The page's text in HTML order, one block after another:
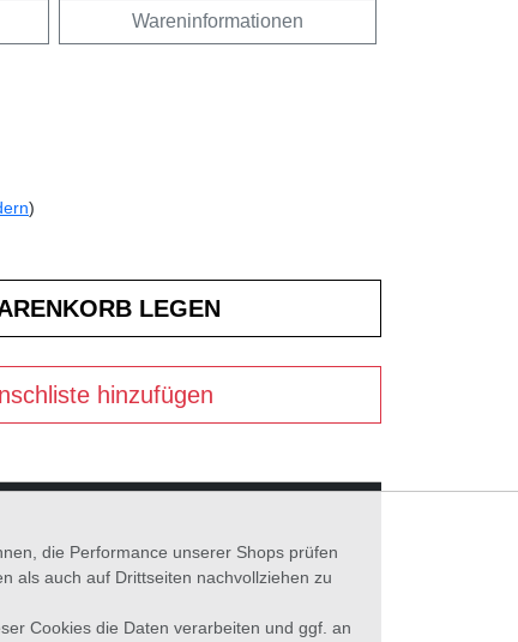
Wareninformationen
)
hinzufügen
die Performance unserer Shops prüfen
als auch auf Drittseiten nachvollziehen zu
Cookies die Daten verarbeiten und ggf. an